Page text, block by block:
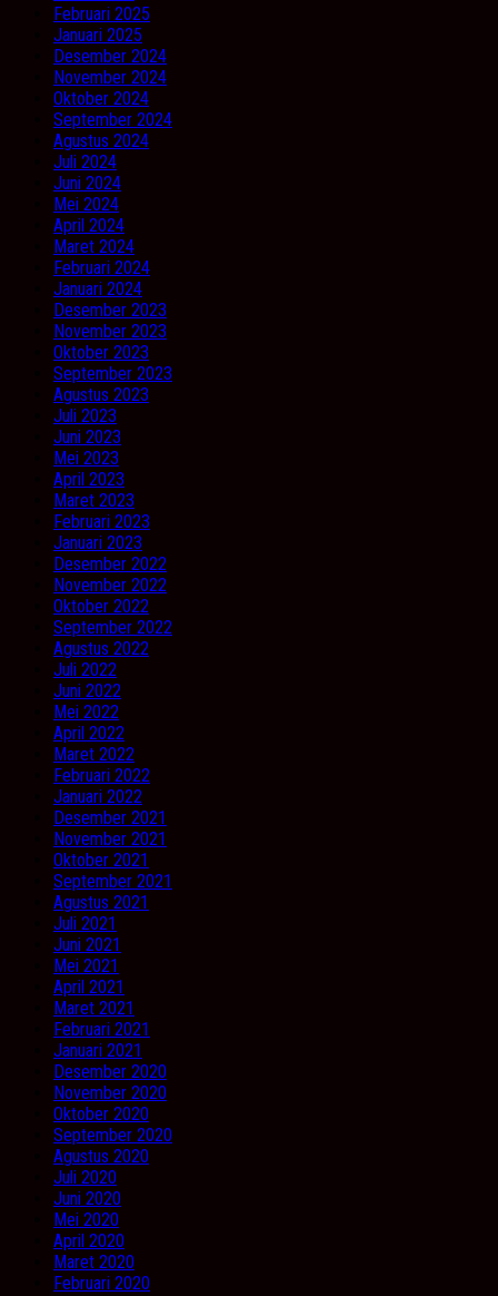
Februari 2025
Januari 2025
Desember 2024
November 2024
Oktober 2024
September 2024
Agustus 2024
Juli 2024
Juni 2024
Mei 2024
April 2024
Maret 2024
Februari 2024
Januari 2024
Desember 2023
November 2023
Oktober 2023
September 2023
Agustus 2023
Juli 2023
Juni 2023
Mei 2023
April 2023
Maret 2023
Februari 2023
Januari 2023
Desember 2022
November 2022
Oktober 2022
September 2022
Agustus 2022
Juli 2022
Juni 2022
Mei 2022
April 2022
Maret 2022
Februari 2022
Januari 2022
Desember 2021
November 2021
Oktober 2021
September 2021
Agustus 2021
Juli 2021
Juni 2021
Mei 2021
April 2021
Maret 2021
Februari 2021
Januari 2021
Desember 2020
November 2020
Oktober 2020
September 2020
Agustus 2020
Juli 2020
Juni 2020
Mei 2020
April 2020
Maret 2020
Februari 2020